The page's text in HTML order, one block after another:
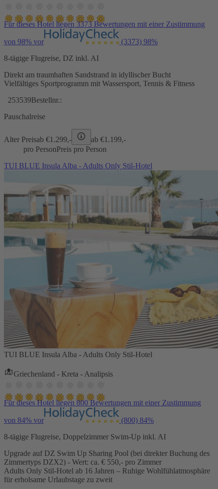
Für dieses Hotel liegen 3373 Bewertungen mit einer Zustimmung
von 98% vor (3373) 98%
8-tägige Flugreise, DZ inkl. AI
Direkt am traumhaften Sandstrand in idyllischer Bucht
Vielfältiges Sportprogramm mit Wassersport, Tennis & Fitness
253539Bestellnr.:
Pauschalreise
Alter Preisab €1.299,- ab €1.199,-
pro PersonPreis pro Person
TUI BLUE Insula Alba - Adults Only Stil-Hotel
TUI BLUE Insula Alba - Adults Only Stil-Hotel
Griechenland - Kreta - Analipsis
Für dieses Hotel liegen 800 Bewertungen mit einer Zustimmung
von 84% vor (800) 84%
8-tägige Flugreise, Doppelzimmer Swim-Up inkl. AI
Upgrade auf DZ Swim Up Sharing Pool (bei direkter Buchung des
Zimmertyps DZX2) - Wert: ca. € 550,- pro Zimmer
Adults Only Stil-Hotel ab 16 Jahren – Ruhige Wohlfühlatmosphäre
für erholsame Urlaubstage zu zweit